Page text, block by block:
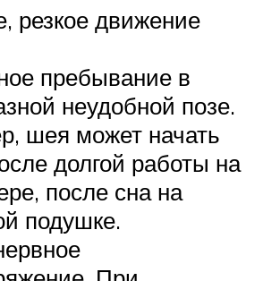
резкое движение
пребывание в
неудобной позе.
шея может начать
долгой работы на
после сна на
подушке.